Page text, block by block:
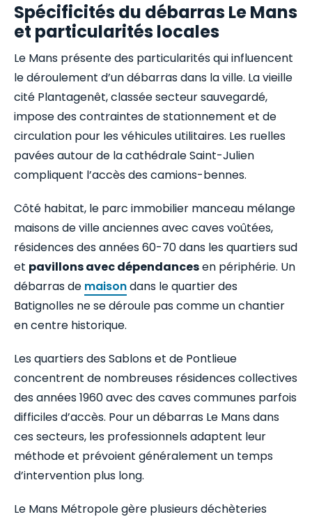
Spécificités du débarras Le Mans
et particularités locales
Le Mans présente des particularités qui influencent
le déroulement d’un débarras dans la ville. La vieille
cité Plantagenêt, classée secteur sauvegardé,
impose des contraintes de stationnement et de
circulation pour les véhicules utilitaires. Les ruelles
pavées autour de la cathédrale Saint-Julien
compliquent l’accès des camions-bennes.
Côté habitat, le parc immobilier manceau mélange
maisons de ville anciennes avec caves voûtées,
résidences des années 60-70 dans les quartiers sud
et pavillons avec dépendancesen périphérie. Un
débarras de maisondans le quartier des
Batignolles ne se déroule pas comme un chantier
en centre historique.
Les quartiers des Sablons et de Pontlieue
concentrent de nombreuses résidences collectives
des années 1960 avec des caves communes parfois
difficiles d’accès. Pour un débarras Le Mans dans
ces secteurs, les professionnels adaptent leur
méthode et prévoient généralement un temps
d’intervention plus long.
Le Mans Métropole gère plusieurs déchèteries